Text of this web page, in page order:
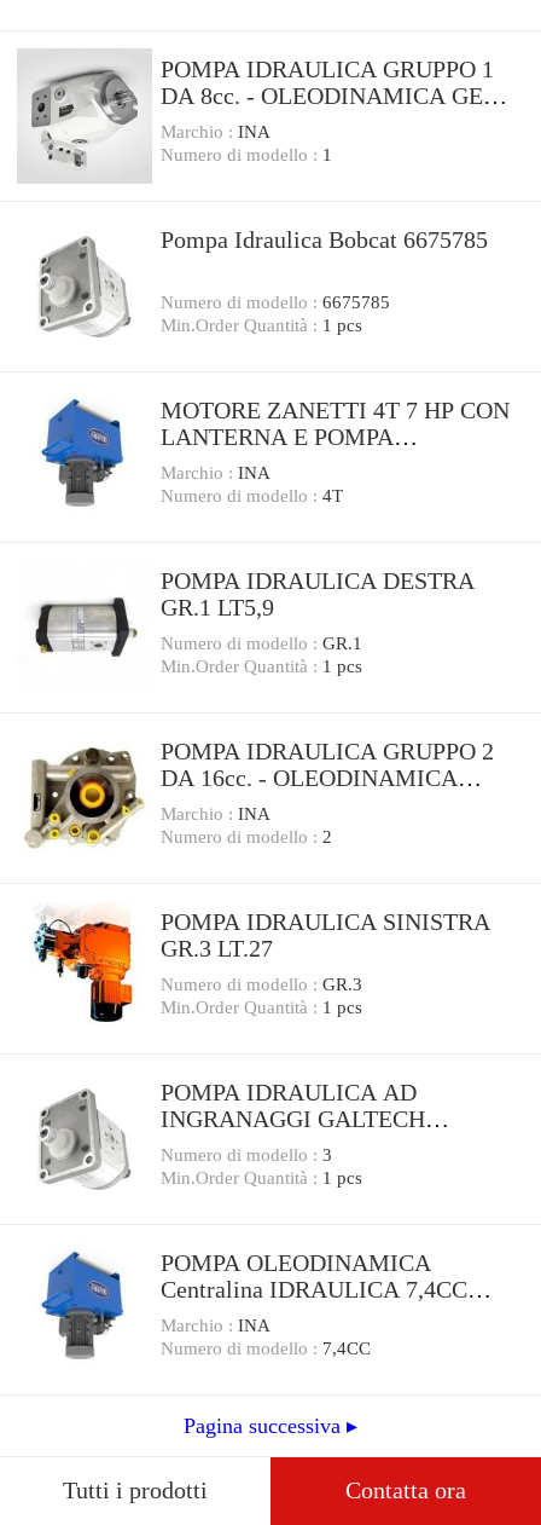
POMPA IDRAULICA GRUPPO 1
DA 8cc. - OLEODINAMICA GEAR
PUMPS
Marchio : INA
Numero di modello : 1
Pompa Idraulica Bobcat 6675785
Numero di modello : 6675785
Min.Order Quantità : 1 pcs
MOTORE ZANETTI 4T 7 HP CON
LANTERNA E POMPA
IDRAULICA GRUPPO 2.
OLEODINAMICA
Marchio : INA
Numero di modello : 4T
POMPA IDRAULICA DESTRA
GR.1 LT5,9
Numero di modello : GR.1
Min.Order Quantità : 1 pcs
POMPA IDRAULICA GRUPPO 2
DA 16cc. - OLEODINAMICA
GEAR PUMPS
Marchio : INA
Numero di modello : 2
POMPA IDRAULICA SINISTRA
GR.3 LT.27
Numero di modello : GR.3
Min.Order Quantità : 1 pcs
POMPA IDRAULICA AD
INGRANAGGI GALTECH
GRUPPO 3 - DELTASTORE
Numero di modello : 3
Min.Order Quantità : 1 pcs
POMPA OLEODINAMICA
Centralina IDRAULICA 7,4CC
oleodinamico Pumps GRUPPO 1
Marchio : INA
Numero di modello : 7,4CC
Pagina successiva ▸
Tutti i prodotti Contatta ora